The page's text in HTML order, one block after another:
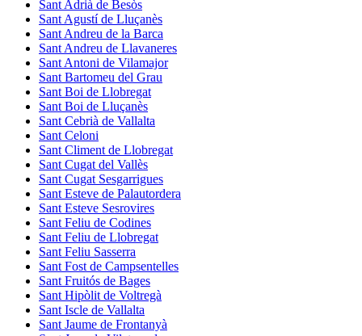
Sant Adrià de Besòs
Sant Agustí de Lluçanès
Sant Andreu de la Barca
Sant Andreu de Llavaneres
Sant Antoni de Vilamajor
Sant Bartomeu del Grau
Sant Boi de Llobregat
Sant Boi de Lluçanès
Sant Cebrià de Vallalta
Sant Celoni
Sant Climent de Llobregat
Sant Cugat del Vallès
Sant Cugat Sesgarrigues
Sant Esteve de Palautordera
Sant Esteve Sesrovires
Sant Feliu de Codines
Sant Feliu de Llobregat
Sant Feliu Sasserra
Sant Fost de Campsentelles
Sant Fruitós de Bages
Sant Hipòlit de Voltregà
Sant Iscle de Vallalta
Sant Jaume de Frontanyà